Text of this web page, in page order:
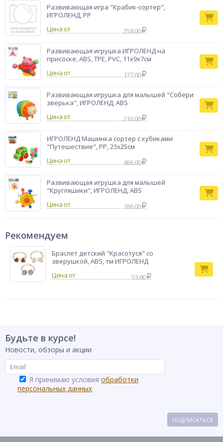
Развивающая игра "Крабик-сортер",
ИГРОЛЕНД, PP
Цена от
258.00
Развивающая игрушка ИГРОЛЕНД на
присоске, ABS, TPE, PVC, 11х9х7см
Цена от
177.00
Развивающая игрушка для малышей "Собери
зверька", ИГРОЛЕНД, ABS
Цена от
216.00
ИГРОЛЕНД Машинка сортер с кубиками
"Путешествие", РР, 23х25см
Цена от
486.00
Развивающая игрушка для малышей
"Кругляшики", ИГРОЛЕНД, ABS
Цена от
186.00
Рекомендуем
Браслет детский "Красотуся" со
зверушкой, ABS, тм ИГРОЛЕНД
53.00
Будьте в курсе!
Новости, обзоры и акции
Я принимаю условия обработки
персональных данных
ПОДПИСАТЬСЯ